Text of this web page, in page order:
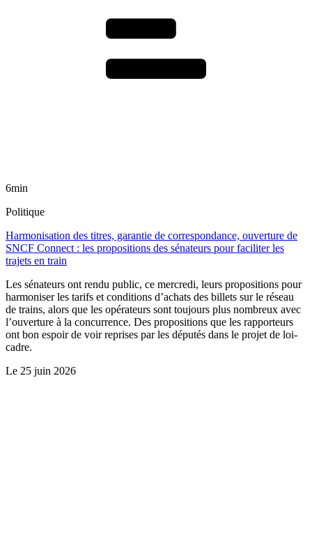
6min
Politique
Harmonisation des titres, garantie de correspondance, ouverture de
SNCF Connect : les propositions des sénateurs pour faciliter les
trajets en train
Les sénateurs ont rendu public, ce mercredi, leurs propositions pour
harmoniser les tarifs et conditions d’achats des billets sur le réseau
de trains, alors que les opérateurs sont toujours plus nombreux avec
l’ouverture à la concurrence. Des propositions que les rapporteurs
ont bon espoir de voir reprises par les députés dans le projet de loi-
cadre.
Le 25 juin 2026